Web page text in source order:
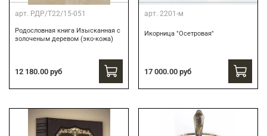
арт. РДР/Т22/15-051
Родословная книга Изысканная с
золоченым деревом (эко-кожа)
12 180.00 руб
арт. 2201-м
Икорница "Осетровая"
17 000.00 руб